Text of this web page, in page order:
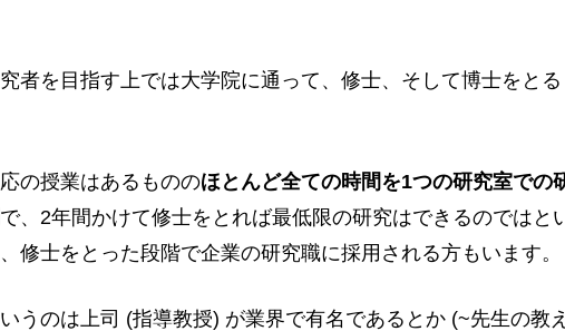
者を目指す上では大学院に通って、修士、そして博士をとる
の授業はあるもののほとんど全ての時間を1つの研究室での
で、2年間かけて修士をとれば最低限の研究はできるのではと
修士をとった段階で企業の研究職に採用される方もいます。
うのは上司 (指導教授) が業界で有名であるとか (~先生の教